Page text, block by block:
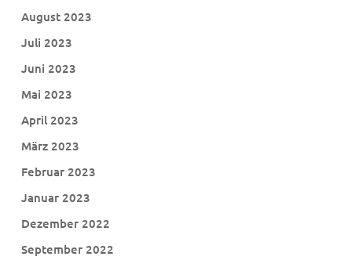
August 2023
Juli 2023
Juni 2023
Mai 2023
April 2023
März 2023
Februar 2023
Januar 2023
Dezember 2022
September 2022